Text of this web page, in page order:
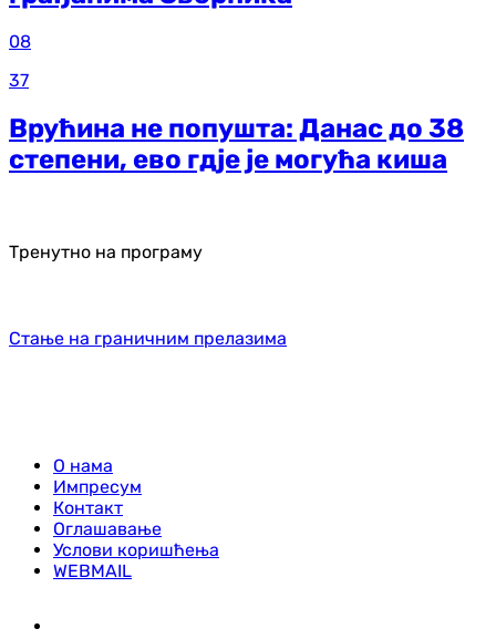
08
37
Врућина не попушта: Данас до 38
степени, ево гдје је могућа киша
Тренутно на програму
Стање на граничним прелазима
О нама
Импресум
Контакт
Оглашавање
Услови коришћења
WEBMAIL